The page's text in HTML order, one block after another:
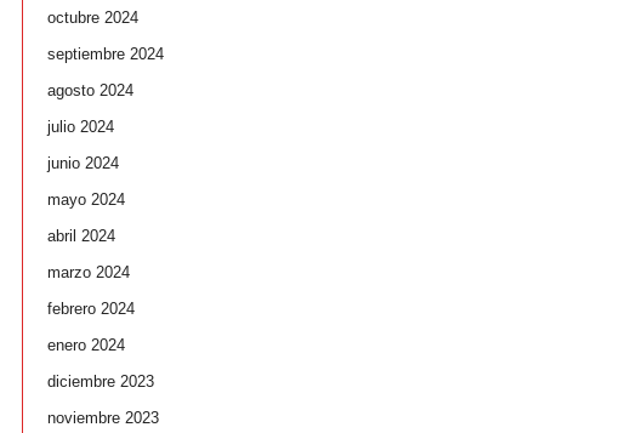
octubre 2024
septiembre 2024
agosto 2024
julio 2024
junio 2024
mayo 2024
abril 2024
marzo 2024
febrero 2024
enero 2024
diciembre 2023
noviembre 2023